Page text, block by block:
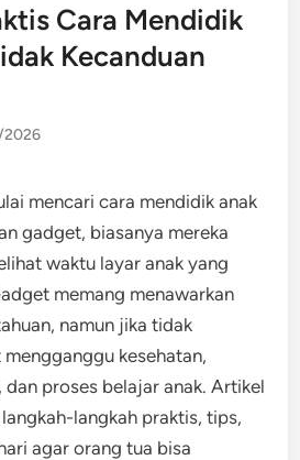
Cara Mendidik
Kecanduan
2026
mencari cara mendidik anak
gadget, biasanya mereka
waktu layar anak yang
memang menawarkan
namun jika tidak
kesehatan,
dan proses belajar anak. Artikel
langkah praktis, tips,
agar orang tua bisa